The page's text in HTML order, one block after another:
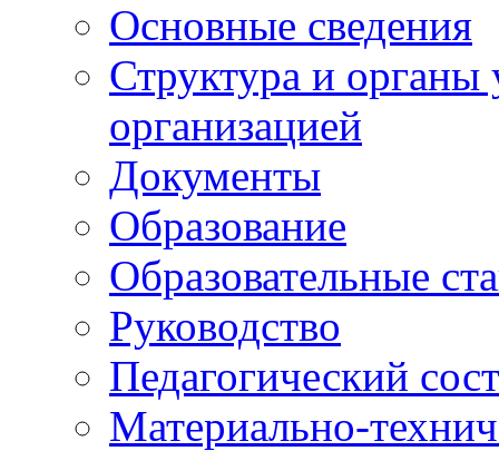
Основные сведения
Структура и органы
организацией
Документы
Образование
Образовательные
Руководство
Педагогический
Материально-